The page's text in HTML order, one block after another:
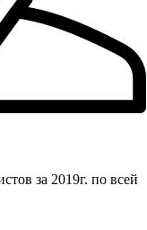
за 2019г. по всей